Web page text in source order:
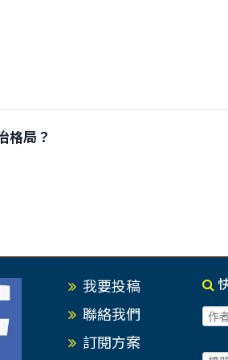
格局？
我要投稿
聯絡我們
訂閱方案